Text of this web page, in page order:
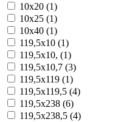
10x20 (1)
10x25 (1)
10x40 (1)
119,5x10 (1)
119,5x10, (1)
119,5x10,7 (3)
119,5x119 (1)
119,5x119,5 (4)
119,5x238 (6)
119,5x238,5 (4)